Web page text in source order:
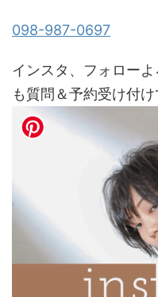
098-987-0697
インスタ、フォロー
も質問＆予約受け付け